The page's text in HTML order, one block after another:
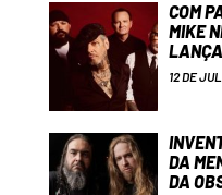
COM
MIKE
12 DE
DA
DA